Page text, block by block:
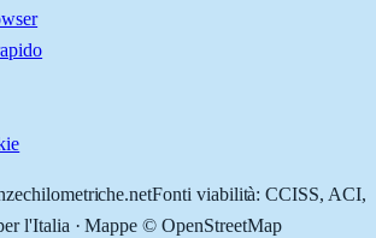
Fonti viabilità: CCISS, ACI,
l'Italia · Mappe © OpenStreetMap